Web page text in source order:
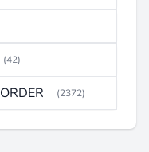
(42)
(2372)